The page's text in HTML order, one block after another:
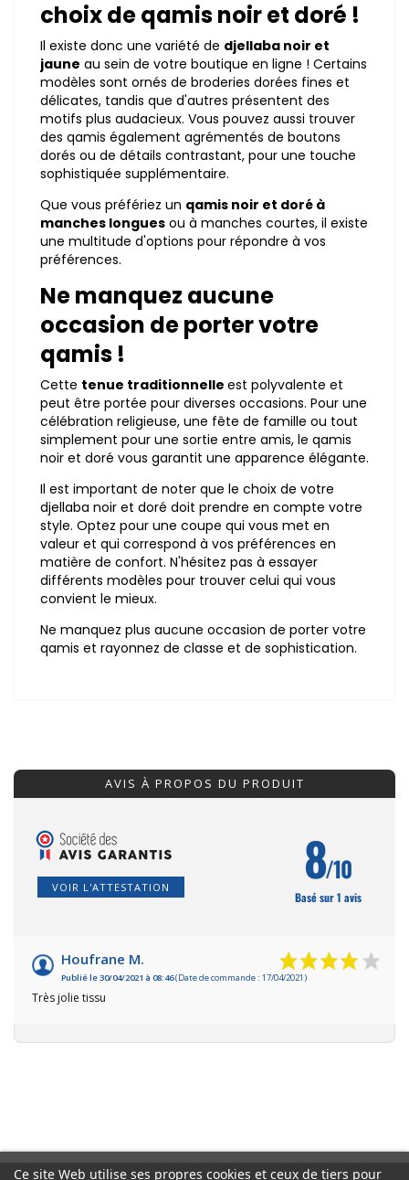
choix de qamis noir et doré !
Il existe donc une variété de djellaba noir et
jaune au sein de votre boutique en ligne ! Certains
modèles sont ornés de broderies dorées fines et
délicates, tandis que d'autres présentent des
motifs plus audacieux. Vous pouvez aussi trouver
des qamis également agrémentés de boutons
dorés ou de détails contrastant, pour une touche
sophistiquée supplémentaire.
Que vous préfériez un qamis noir et doré à
manches longues ou à manches courtes, il existe
une multitude d'options pour répondre à vos
préférences.
Ne manquez aucune
occasion de porter votre
qamis !
Cette tenue traditionnelle est polyvalente et
peut être portée pour diverses occasions. Pour une
célébration religieuse, une fête de famille ou tout
simplement pour une sortie entre amis, le qamis
noir et doré vous garantit une apparence élégante.
Il est important de noter que le choix de votre
djellaba noir et doré doit prendre en compte votre
style. Optez pour une coupe qui vous met en
valeur et qui correspond à vos préférences en
matière de confort. N'hésitez pas à essayer
différents modèles pour trouver celui qui vous
convient le mieux.
Ne manquez plus aucune occasion de porter votre
qamis et rayonnez de classe et de sophistication.
AVIS À PROPOS DU PRODUIT
VOIR L'ATTESTATION 8/10
Basé sur 1 avis
Houfrane M.
Publié le 30/04/2021 à 08:46(Date de commande : 17/04/2021)
Très jolie tissu
Ce site Web utilise ses propres cookies et ceux de tiers pour